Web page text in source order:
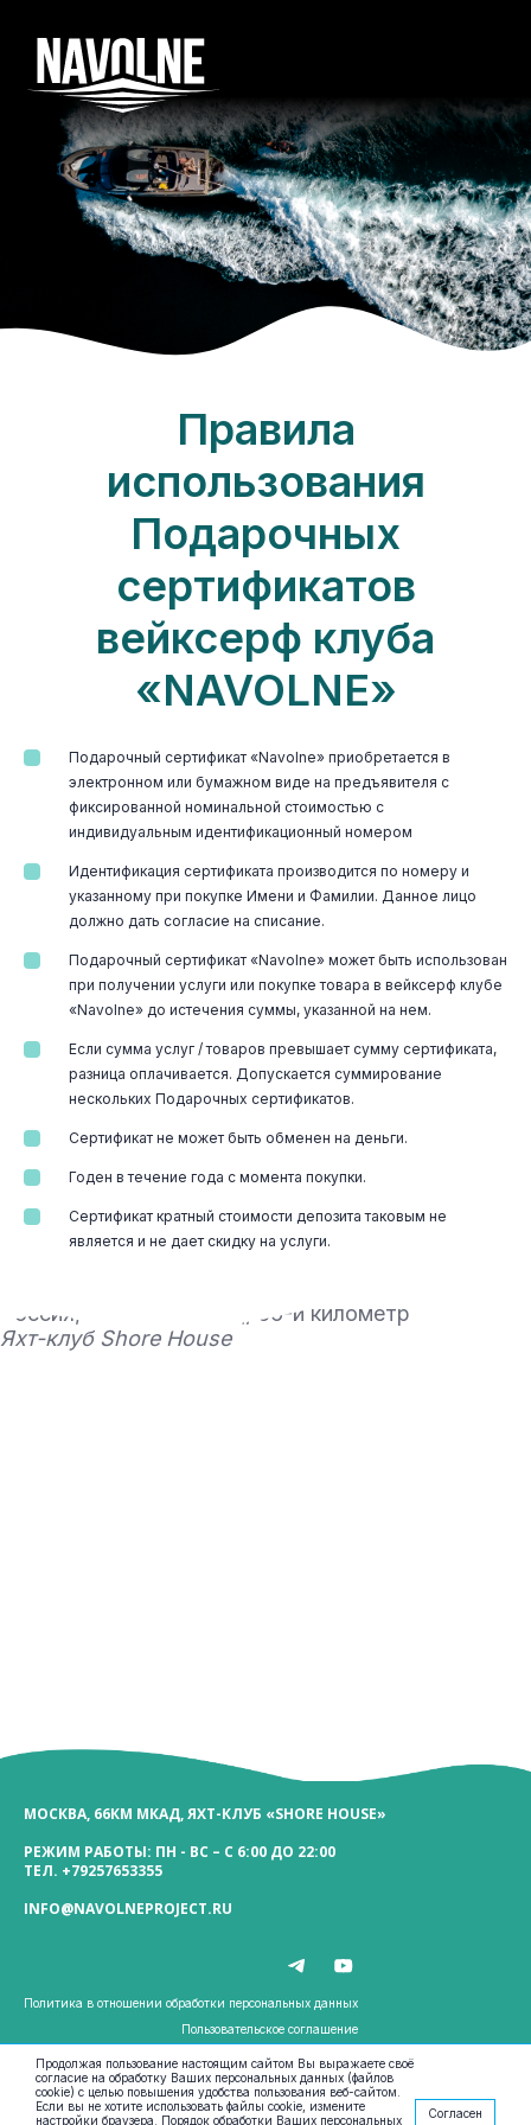
Правила
использования
Подарочных
сертификатов
вейксерф клуба
«NAVOLNE»
Подарочный сертификат «Navolne» приобретается в
электронном или бумажном виде на предъявителя с
фиксированной номинальной стоимостью с
индивидуальным идентификационный номером
Идентификация сертификата производится по номеру и
указанному при покупке Имени и Фамилии. Данное лицо
должно дать согласие на списание.
Подарочный сертификат «Navolne» может быть использован
при получении услуги или покупке товара в вейксерф клубе
«Navolne» до истечения суммы, указанной на нем.
Если сумма услуг / товаров превышает сумму сертификата,
разница оплачивается. Допускается суммирование
нескольких Подарочных сертификатов.
Сертификат не может быть обменен на деньги.
Годен в течение года с момента покупки.
Сертификат кратный стоимости депозита таковым не
является и не дает скидку на услуги.
Россия, Москва, МКАД, 66-й километр
Яхт-клуб Shore House
МОСКВА, 66КМ МКАД, ЯХТ-КЛУБ «SHORE HOUSE»
РЕЖИМ РАБОТЫ: ПН - ВС – С 6:00 ДО 22:00
ТЕЛ. +79257653355
INFO@NAVOLNEPROJECT.RU
Политика в отношении обработки персональных данных
Пользовательское соглашение
Публичная оферта
Реквизиты
Продолжая пользование настоящим сайтом Вы выражаете своё
согласие на обработку Ваших персональных данных (файлов
cookie) с целью повышения удобства пользования веб-сайтом.
Если вы не хотите использовать файлы cookie, измените
настройки браузера. Порядок обработки Ваших персональных
Согласен